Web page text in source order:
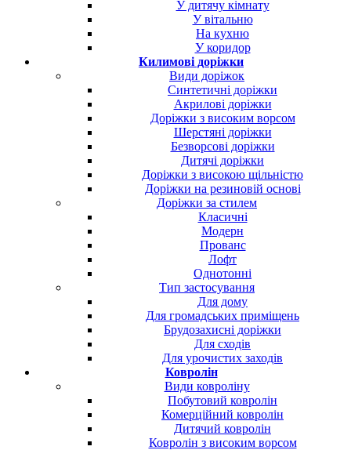
У дитячу кімнату
У вітальню
На кухню
У коридор
Килимові доріжки
Види доріжок
Синтетичні доріжки
Акрилові доріжки
Доріжки з високим ворсом
Шерстяні доріжки
Безворсові доріжки
Дитячі доріжки
Доріжки з високою щільністю
Доріжки на резиновій основі
Доріжки за стилем
Класичні
Модерн
Прованс
Лофт
Однотонні
Тип застосування
Для дому
Для громадських приміщень
Брудозахисні доріжки
Для сходів
Для урочистих заходів
Ковролін
Види ковроліну
Побутовий ковролін
Комерційний ковролін
Дитячий ковролін
Ковролін з високим ворсом